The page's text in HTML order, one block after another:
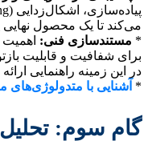
می‌کند تا یک محصول نهایی
* مستندسازی فنی:
برای شفافیت و قابلیت
در این زمینه راهنمایی
* آشنایی با متدولوژی‌های
گام سوم: تحلیل